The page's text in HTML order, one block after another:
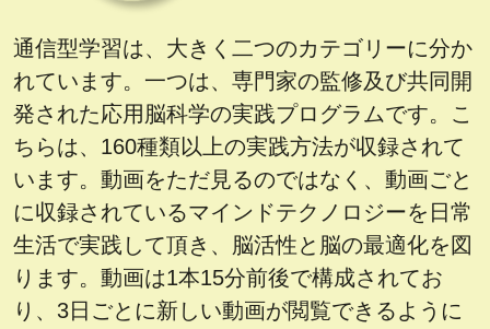
通信型学習は、大きく二つのカテゴリーに分か
れています。一つは、専門家の監修及び共同開
発された応用脳科学の実践プログラムです。こ
ちらは、160種類以上の実践方法が収録されて
います。動画をただ見るのではなく、動画ごと
に収録されているマインドテクノロジーを日常
生活で実践して頂き、脳活性と脳の最適化を図
ります。動画は1本15分前後で構成されてお
り、3日ごとに新しい動画が閲覧できるように